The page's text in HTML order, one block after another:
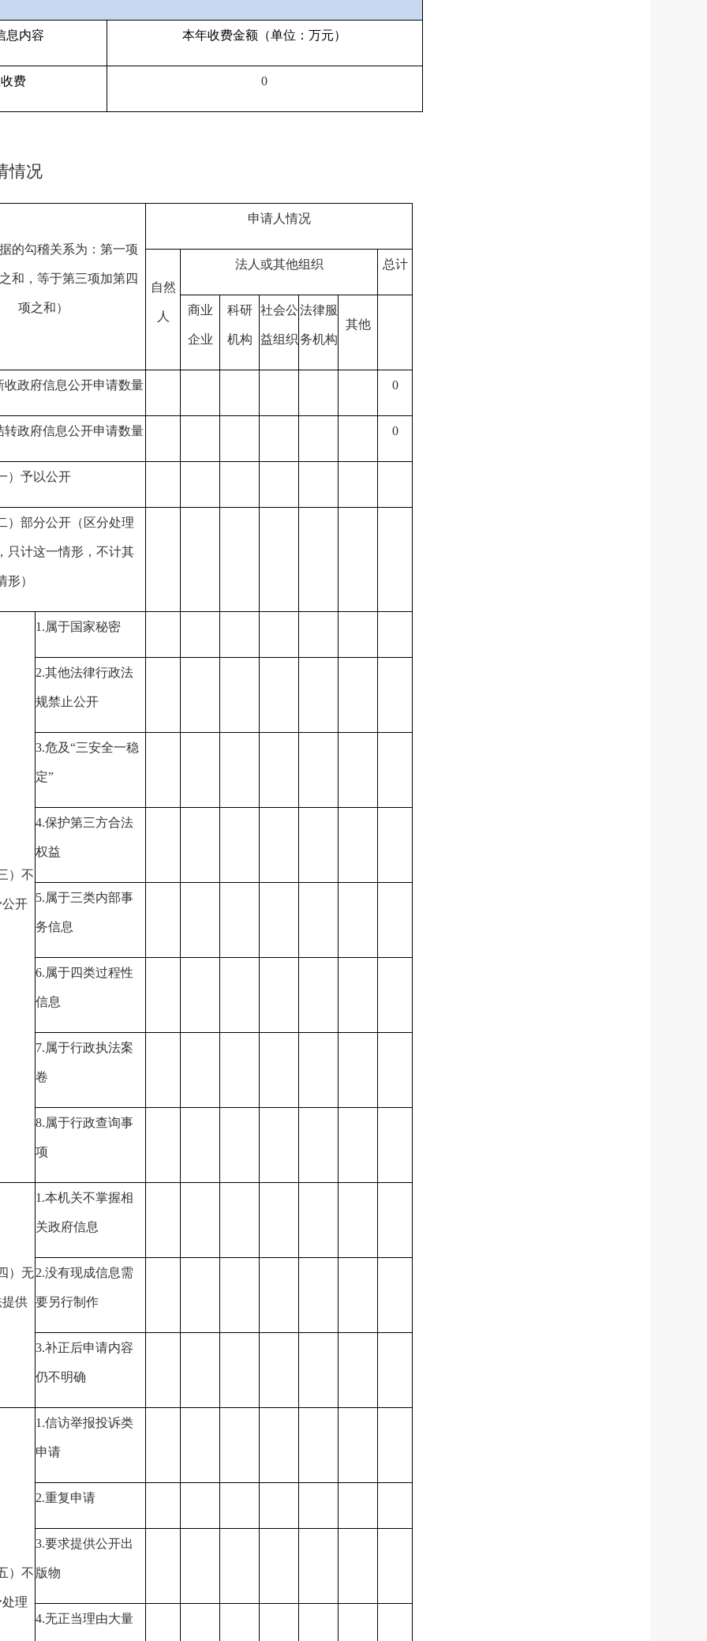
息内容 本年收费金额（单位：万元）
费 0
情况
的勾稽关系为：第一项
和，等于第三项加第四
项之和）
申请人情况
自然
人
法人或其他组织 总计
商业
企业
科研
机构
社会公
益组织
法律服
务机构
其他
收政府信息公开申请数量 0
转政府信息公开申请数量 0
）予以公开
）部分公开 （区分处理
只计这一情形，不计其
形）
）不
公开
1.属于国家秘密
2.其他法律行政法
规禁止公开
3.危及“三安全一稳
定”
4.保护第三方合法
权益
5.属于三类内部事
务信息
6.属于四类过程性
信息
7.属于行政执法案
卷
8.属于行政查询事
项
）无
提供
1.本机关不掌握相
关政府信息
2.没有现成信息需
要另行制作
3.补正后申请内容
仍不明确
）不
理
1.信访举报投诉类
申请
2.重复申请
3.要求提供公开出
版物
4.无正当理由大量